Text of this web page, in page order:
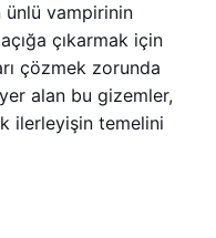
ünlü vampirinin
çıkarmak için
çözmek zorunda
alan bu gizemler,
ilerleyişin temelini